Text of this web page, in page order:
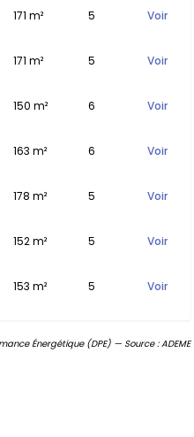
171 m² 5 Voir
171 m² 5 Voir
150 m² 6 Voir
163 m² 6 Voir
178 m² 5 Voir
152 m² 5 Voir
153 m² 5 Voir
Énergétique (DPE) — Source : ADEME